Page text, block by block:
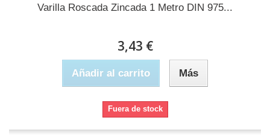
Varilla Roscada Zincada 1 Metro DIN 975...
3,43 €
Añadir al carrito Más
Fuera de stock